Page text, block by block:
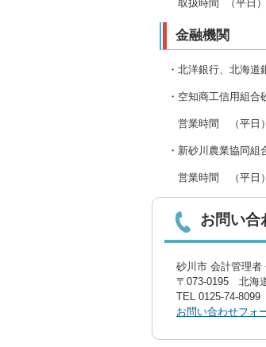
取扱時間 （平日
金融機関
・北洋銀行、北海
・空知商工信用組合
営業時間 （平日
・新砂川農業協同組
営業時間 （平日
お問い合
砂川市 会計管理者
〒073-0195 北海
TEL 0125-74-8099
お問い合わせフォ